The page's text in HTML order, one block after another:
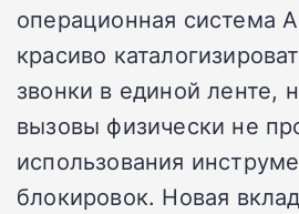
операционная система
красиво
звонки в единой ленте,
вызовы физически не
использования
блокировок. Новая